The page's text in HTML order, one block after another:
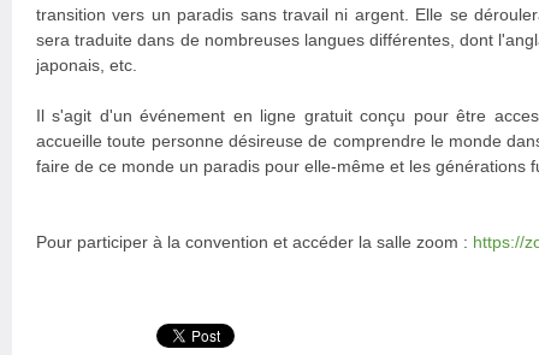
transition vers un paradis sans travail ni argent. Elle se
sera traduite dans de nombreuses langues différentes, dont
japonais, etc.
Il s'agit d'un événement en ligne gratuit conçu pour être
accueille toute personne désireuse de comprendre le monde
faire de ce monde un paradis pour elle-même et les générations
Pour participer à la convention et accéder la salle zoom : https://